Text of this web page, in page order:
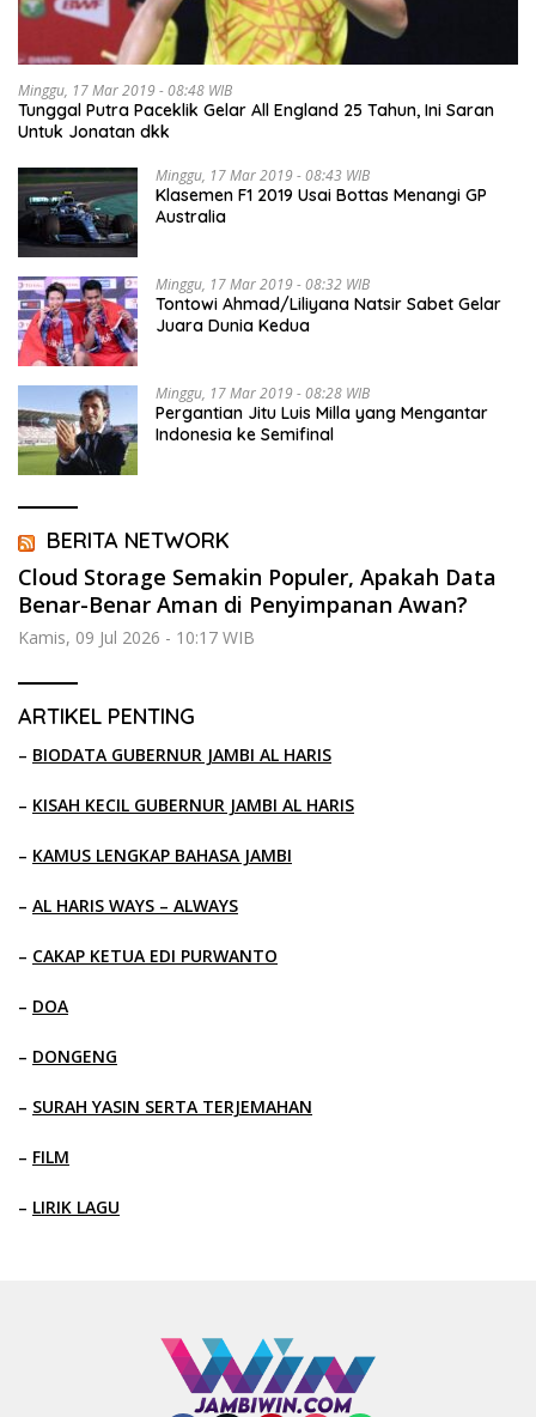
Minggu, 17 Mar 2019 - 08:48 WIB
Tunggal Putra Paceklik Gelar All England 25 Tahun, Ini Saran
Untuk Jonatan dkk
Minggu, 17 Mar 2019 - 08:43 WIB
Klasemen F1 2019 Usai Bottas Menangi GP
Australia
Minggu, 17 Mar 2019 - 08:32 WIB
Tontowi Ahmad/Liliyana Natsir Sabet Gelar
Juara Dunia Kedua
Minggu, 17 Mar 2019 - 08:28 WIB
Pergantian Jitu Luis Milla yang Mengantar
Indonesia ke Semifinal
BERITA NETWORK
Cloud Storage Semakin Populer, Apakah Data
Benar-Benar Aman di Penyimpanan Awan?
Kamis, 09 Jul 2026 - 10:17 WIB
ARTIKEL PENTING
– BIODATA GUBERNUR JAMBI AL HARIS
– KISAH KECIL GUBERNUR JAMBI AL HARIS
– KAMUS LENGKAP BAHASA JAMBI
– AL HARIS WAYS – ALWAYS
– CAKAP KETUA EDI PURWANTO
– DOA
– DONGENG
– SURAH YASIN SERTA TERJEMAHAN
– FILM
– LIRIK LAGU